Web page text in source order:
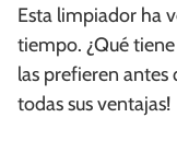
Esta limpiador ha
tiempo. ¿Qué
las prefieren antes
todas sus ventajas!